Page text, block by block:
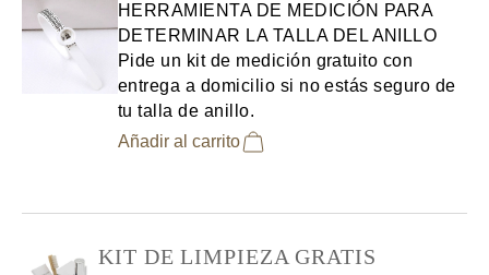
HERRAMIENTA DE MEDICIÓN PARA
DETERMINAR LA TALLA DEL ANILLO
Pide un kit de medición gratuito con
entrega a domicilio si no estás seguro de
tu talla de anillo.
Añadir al carrito
KIT DE LIMPIEZA GRATIS